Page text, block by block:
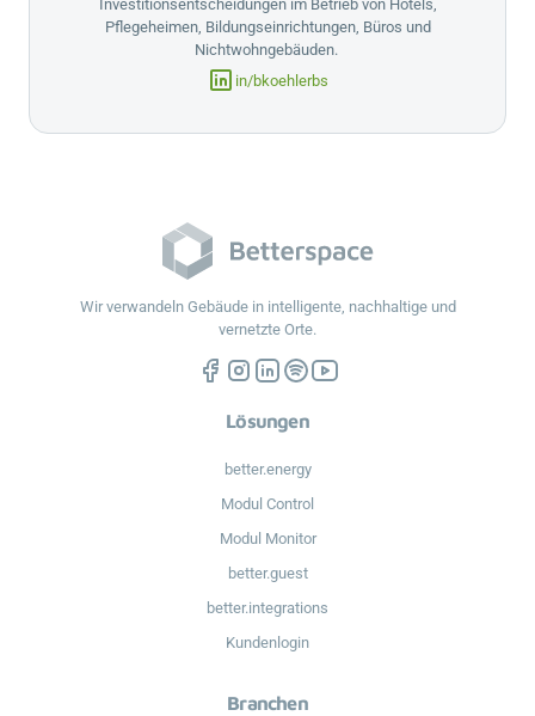
Investitionsentscheidungen im Betrieb von Hotels,
Pflegeheimen, Bildungseinrichtungen, Büros und
Nichtwohngebäuden.
in/bkoehlerbs
Wir verwandeln Gebäude in intelligente, nachhaltige und
vernetzte Orte.
Lösungen
better.energy
Modul Control
Modul Monitor
better.guest
better.integrations
Kundenlogin
Branchen